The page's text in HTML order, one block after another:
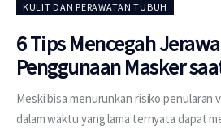
KULIT DAN PERAWATAN TUBUH
6 Tips Mencegah
Penggunaan Masker
Meski bisa menurunkan risiko penularan
dalam waktu yang lama ternyata dapat